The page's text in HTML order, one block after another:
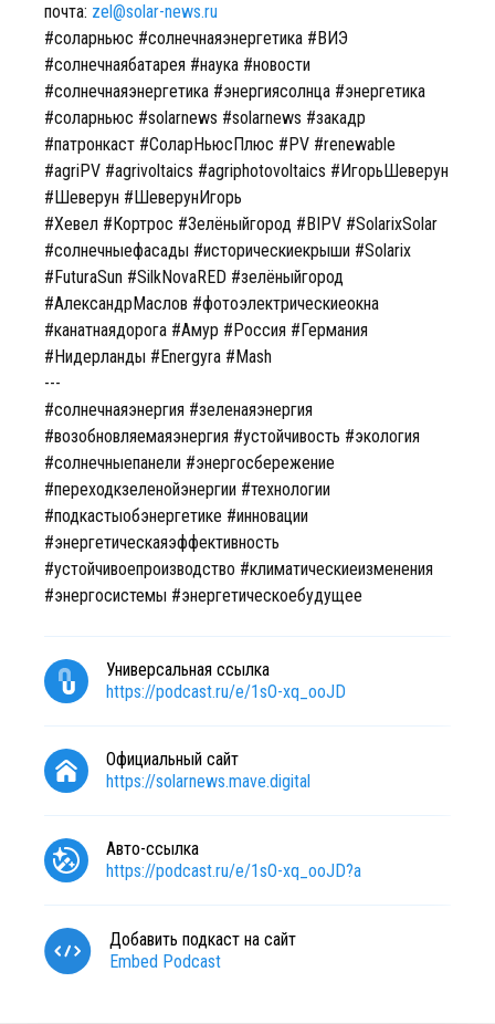
почта: zel@solar-news.ru
#соларньюс #солнечнаяэнергетика #ВИЭ
#солнечнаябатарея #наука #новости
#солнечнаяэнергетика #энергиясолнца #энергетика
#соларньюс #solarnews #solarnews #закадр
#патронкаст #СоларНьюсПлюс #PV #renewable
#agriPV #agrivoltaics #agriphotovoltaics #ИгорьШеверун
#Шеверун #ШеверунИгорь
#Хевел #Кортрос #Зелёныйгород #BIPV #SolarixSolar
#солнечныефасады #историческиекрыши #Solarix
#FuturaSun #SilkNovaRED #зелёныйгород
#АлександрМаслов #фотоэлектрическиеокна
#канатнаядорога #Амур #Россия #Германия
#Нидерланды #Energyra #Mash
---
#солнечнаяэнергия #зеленаяэнергия
#возобновляемаяэнергия #устойчивость #экология
#солнечныепанели #энергосбережение
#переходкзеленойэнергии #технологии
#подкастыобэнергетике #инновации
#энергетическаяэффективность
#устойчивоепроизводство #климатическиеизменения
#энергосистемы #энергетическоебудущее
Универсальная ссылка
https://podcast.ru/e/1sO-xq_ooJD
Официальный сайт
https://solarnews.mave.digital
Авто-ссылка
https://podcast.ru/e/1sO-xq_ooJD?a
Добавить подкаст на сайт
Embed Podcast